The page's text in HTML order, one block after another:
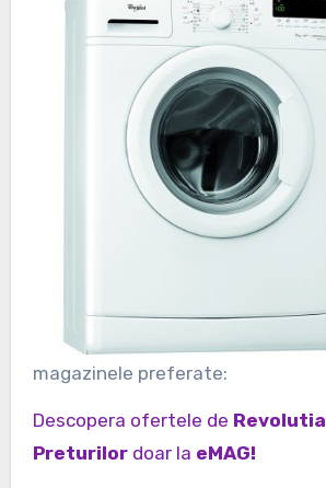
magazinele preferate:
Descopera ofertele de Revolutia
Preturilor doar la eMAG!